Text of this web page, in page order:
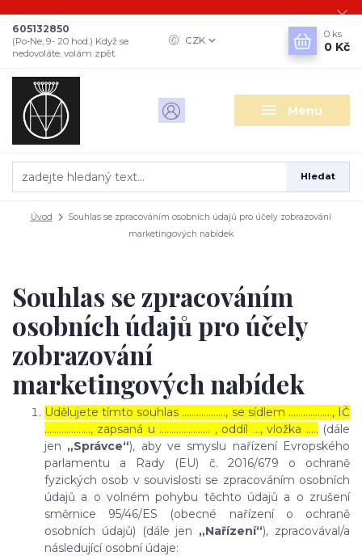
Menu
CZK
Hledat
605132850
(Po-Ne, 9- 20 hod.) Když se
nedovoláte, volám zpět
0 ks
0 Kč
Úvod
Souhlas se zpracováním osobních údajů pro účely zobrazování
marketingových nabídek
Souhlas se zpracováním
osobních údajů pro účely
zobrazování
marketingových nabídek
Udělujete tímto souhlas ……………..., se sídlem ………………, IČ
………………., zapsaná u ………………… , oddíl …, vložka ….. (dále
jen „Správce“), aby ve smyslu nařízení Evropského
parlamentu a Rady (EU) č. 2016/679 o ochraně
fyzických osob v souvislosti se zpracováním osobních
údajů a o volném pohybu těchto údajů a o zrušení
směrnice 95/46/ES (obecné nařízení o ochraně
osobních údajů) (dále jen „Nařízení“), zpracovával/a
následující osobní údaje: